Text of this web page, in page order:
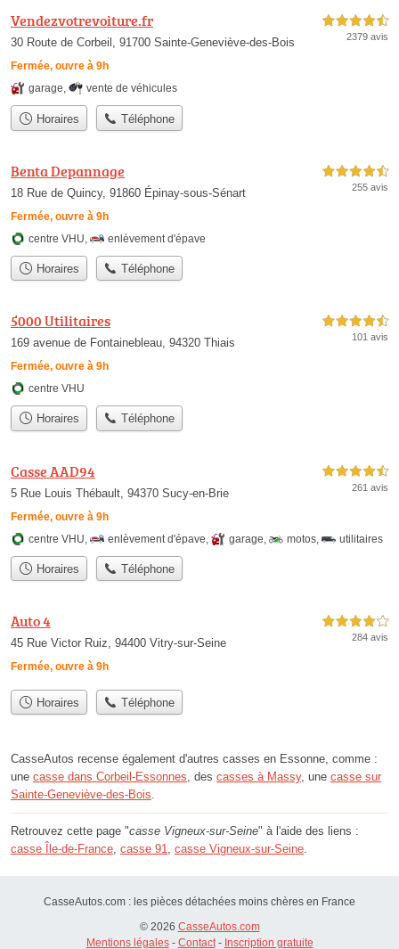
Vendezvotrevoiture.fr
30 Route de Corbeil, 91700 Sainte-Geneviève-des-Bois
Fermée, ouvre à 9h
4,5 étoiles sur 5
2379 avis
garage, vente de véhicules
Horaires Téléphone
Benta Depannage
18 Rue de Quincy, 91860 Épinay-sous-Sénart
Fermée, ouvre à 9h
4,5 étoiles sur 5
255 avis
centre VHU enlèvement d'épave
Horaires Téléphone
5000 Utilitaires
169 avenue de Fontainebleau, 94320 Thiais
Fermée, ouvre à 9h
4,5 étoiles sur 5
101 avis
centre VHU
Horaires Téléphone
Casse AAD94
5 Rue Louis Thébault, 94370 Sucy-en-Brie
Fermée, ouvre à 9h
4,5 étoiles sur 5
261 avis
centre VHU enlèvement d'épave garage motos utilitaires
Horaires Téléphone
Auto 4
45 Rue Victor Ruiz, 94400 Vitry-sur-Seine
Fermée, ouvre à 9h
4,0 étoiles sur 5
284 avis
Horaires Téléphone
CasseAutos recense également d'autres casses en Essonne, comme :
une casse dans Corbeil-Essonnes, des casses à Massy, une casse sur
Sainte-Geneviève-des-Bois.
Retrouvez cette page "casse Vigneux-sur-Seine" à l'aide des liens :
casse Île-de-France, casse 91, casse Vigneux-sur-Seine.
CasseAutos.com : les pièces détachées moins chères en France
© 2026 CasseAutos.com
Mentions légales- Contact- Inscription gratuite